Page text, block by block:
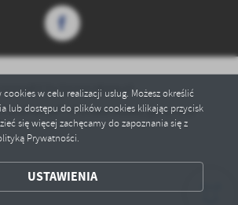
w celu realizacji usług. Możesz określić
lub dostępu do plików cookies klikając przycisk
się więcej zachęcamy do zapoznania się z
Prywatności.
USTAWIENIA
ZAPISZ WYBRANE
by bssierakow.pl
- Portale nowej generacji